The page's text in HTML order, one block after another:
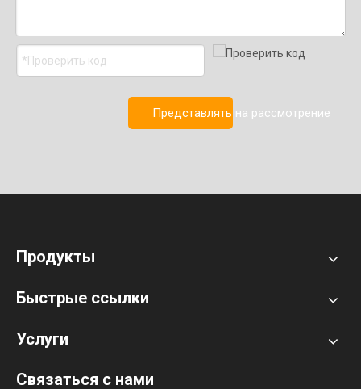
Представлять на рассмотрение
Продукты
Быстрые ссылки
Услуги
Связаться с нами